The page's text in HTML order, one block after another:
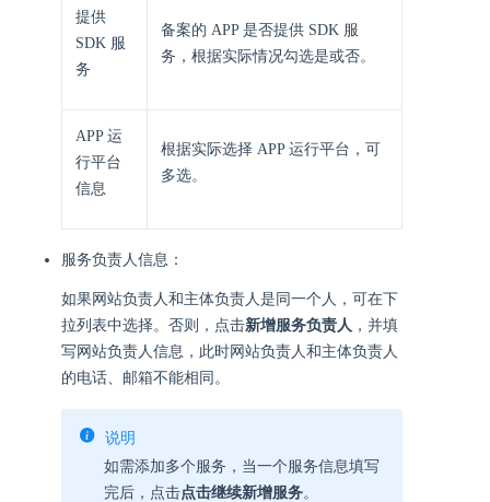
提供
SDK 服
务
备案的 APP 是否提供 SDK 服
务，根据实际情况勾选是或否。
APP 运
行平台
信息
根据实际选择 APP 运行平台，可
多选。
服务负责人信息：
如果网站负责人和主体负责人是同一个人，可在下
拉列表中选择。否则，点击新增服务负责人 ，并填
写网站负责人信息，此时网站负责人和主体负责人
的电话、邮箱不能相同。
说明
如需添加多个服务，当一个服务信息填写
完后，点击点击继续新增服务。